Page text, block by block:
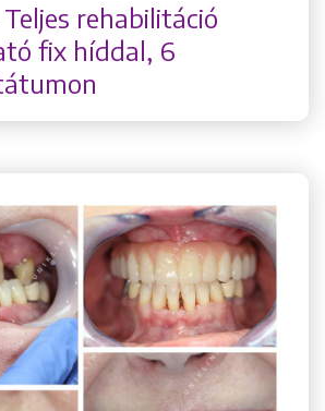
rehabilitáció
fix híddal, 6